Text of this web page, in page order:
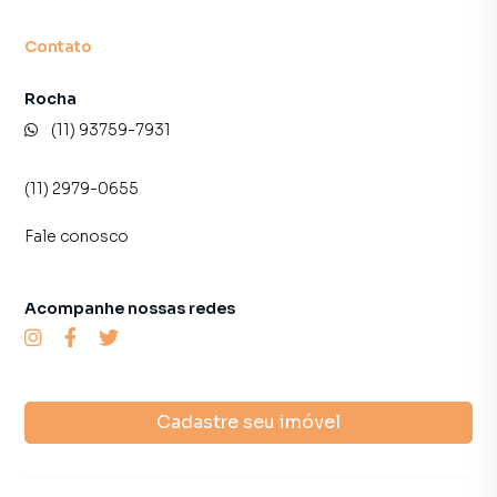
Contato
Rocha
(11) 93759-7931
(11) 2979-0655
Fale conosco
Cadastre seu imóvel
Acompanhe nossas redes